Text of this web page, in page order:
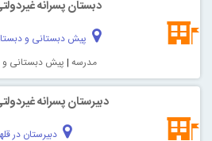
دبستان پسرانه
پیش دبستانی و
مدرسه |پیش دبستانی و
دبیرستان پسرانه
دبیرستان در